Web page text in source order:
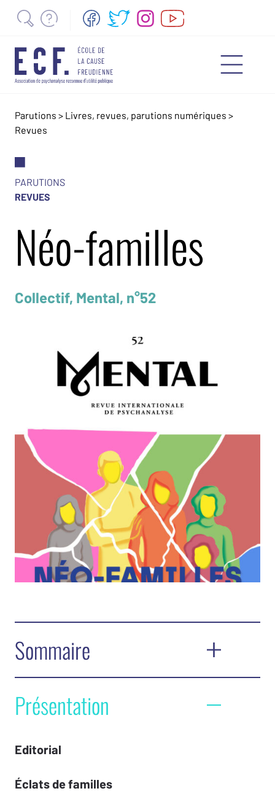
Parutions > Livres, revues, parutions numériques >
Revues
PARUTIONS
REVUES
Néo-familles
Collectif, Mental, n°52
Sommaire
Éditorial
Eclats de familles
Les nouvelles idéologies de la famille
Mahjoub
Présentation
Editorial
Éclats de familles